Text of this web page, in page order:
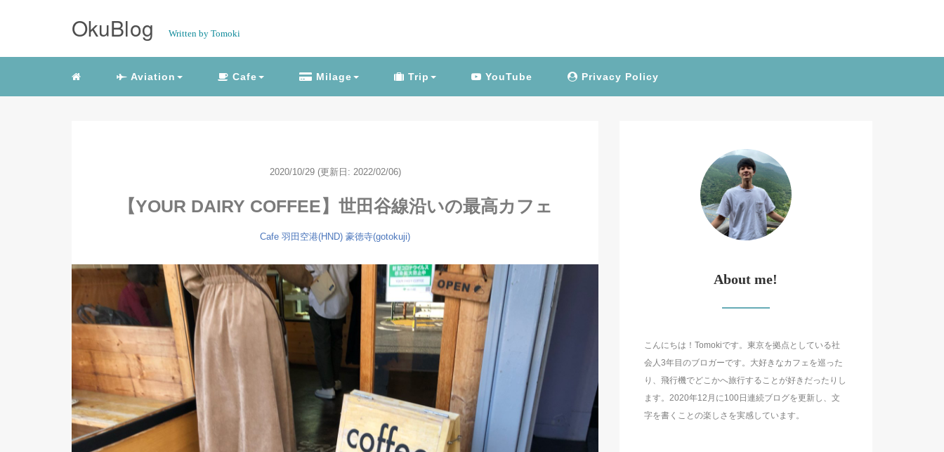
OkuBlog Written by Tomoki
Aviation Cafe Milage Trip YouTube Privacy Policy
2020/10/29 (更新日: 2022/02/06)
【YOUR DAIRY COFFEE】世田谷線沿いの最高カフェ
Cafe 羽田空港(HND) 豪徳寺(gotokuji)
About me!
こんにちは！Tomokiです。東京を拠点としている社
会人3年目のブロガーです。大好きなカフェを巡った
り、飛行機でどこかへ旅行することが好きだったりし
ます。2020年12月に100日連続ブログを更新し、文
字を書くことの楽しさを実感しています。